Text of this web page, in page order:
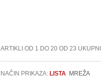
ARTIKLI OD 1 DO 20 OD 23
NAČIN PRIKAZA: LISTA MREŽA